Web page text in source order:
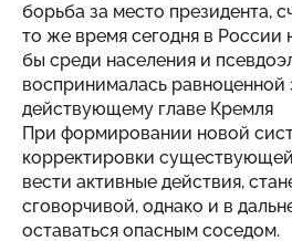
борьба за место президента,
то же время сегодня в России
бы среди населения и
воспринималась равноценной
действующему главе Кремля
При формировании новой
корректировки
вести активные действия,
сговорчивой, однако и в
оставаться опасным соседом.